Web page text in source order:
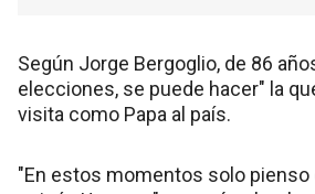
Según Jorge Bergoglio, de 86
elecciones, se puede hacer" la
visita como Papa al país.
"En estos momentos solo pienso